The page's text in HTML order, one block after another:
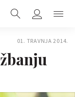
01. TRAVNJA 2014.